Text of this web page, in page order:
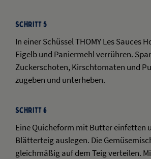
Schritt 5
In einer Schüssel THOMY Les Sauces
Eigelb und Paniermehl verrühren.
Zuckerschoten, Kirschtomaten und
zugeben und unterheben.
Schritt 6
Eine Quicheform mit Butter einfetten
Blätterteig auslegen. Die
gleichmäßig auf dem Teig verteilen.